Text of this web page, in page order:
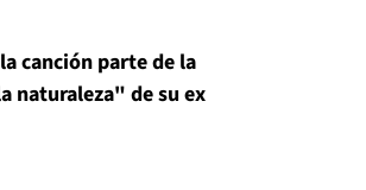
canción parte de la
naturaleza" de su ex